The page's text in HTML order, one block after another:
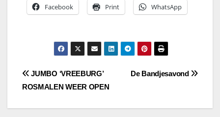
Facebook Print WhatsApp
Bericht
De Bandjesavond
JUMBO ‘VREEBURG’
ROSMALEN WEER OPEN